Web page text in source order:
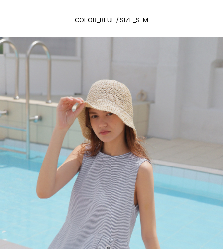
COLOR_BLUE / SIZE_S-M